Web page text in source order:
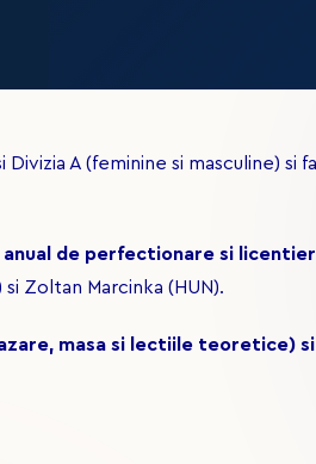
A (feminine si masculine) si
anual de perfectionare si
Zoltan Marcinka (HUN).
masa si lectiile teoretice)